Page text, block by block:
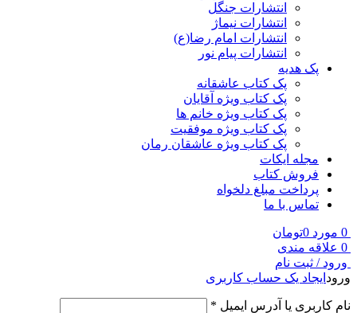
انتشارات جنگل
انتشارات نیماژ
انتشارات امام رضا(ع)
انتشارات پیام نور
پک هدیه
پک کتاب عاشقانه
پک کتاب ویژه آقایان
پک کتاب ویژه خانم ها
پک کتاب ویژه موفقیت
پک کتاب ویژه عاشقان رمان
مجله ایکات
فروش کتاب
پرداخت مبلغ دلخواه
تماس با ما
0 مورد 0تومان
0 علاقه مندی
ورود / ثبت نام
ورود ایجاد یک حساب کاربری
نام کاربری یا آدرس ایمیل *